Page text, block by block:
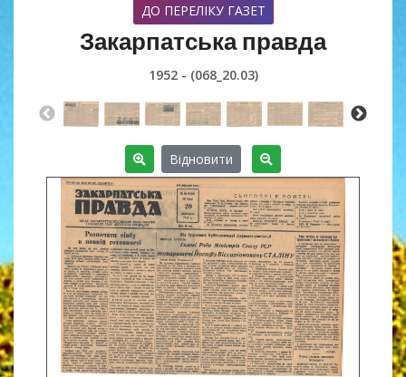
ДО ПЕРЕЛІКУ ГАЗЕТ
Закарпатська правда
1952 - (068_20.03)
Відновити